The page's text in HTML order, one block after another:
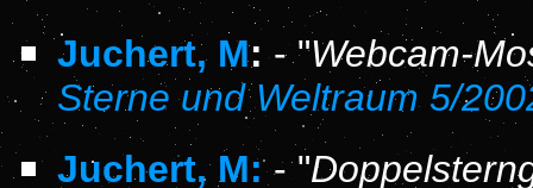
Juchert, M: - "Webcam-
Sterne und Weltraum 5/
Juchert, M:- "